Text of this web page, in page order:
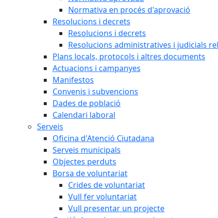
Normativa en procés d'aprovació
Resolucions i decrets
Resolucions i decrets
Resolucions administratives i judicials
Plans locals, protocols i altres documents
Actuacions i campanyes
Manifestos
Convenis i subvencions
Dades de població
Calendari laboral
Serveis
Oficina d'Atenció Ciutadana
Serveis municipals
Objectes perduts
Borsa de voluntariat
Crides de voluntariat
Vull fer voluntariat
Vull presentar un projecte